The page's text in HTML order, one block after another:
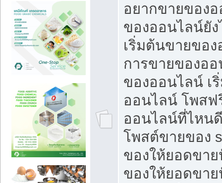
อยากขายของ
ของออนไลน์ยั
เริ่มต้นขายของ
การขายของอ
ของออนไลน์ เ
ออนไลน์ โพสฟ
ออนไลน์ที่ไหน
โพสต์ขายของ
ของให้ยอดขา
ของให้ยอดขา